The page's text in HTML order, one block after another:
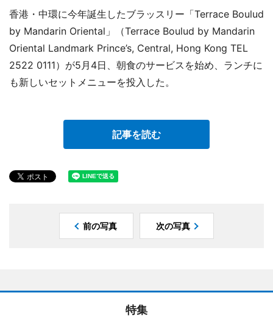
香港・中環に今年誕生したブラッスリー「Terrace Boulud
by Mandarin Oriental」（Terrace Boulud by Mandarin
Oriental Landmark Prince’s, Central, Hong Kong TEL
2522 0111）が5月4日、朝食のサービスを始め、ランチに
も新しいセットメニューを投入した。
記事を読む
前の写真 次の写真
特集